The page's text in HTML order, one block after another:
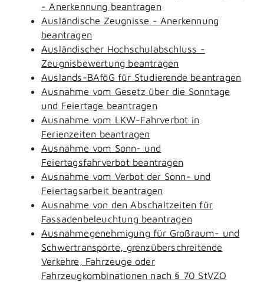
- Anerkennung beantragen
Ausländische Zeugnisse - Anerkennung
beantragen
Ausländischer Hochschulabschluss -
Zeugnisbewertung beantragen
Auslands-BAföG für Studierende beantragen
Ausnahme vom Gesetz über die Sonntage
und Feiertage beantragen
Ausnahme vom LKW-Fahrverbot in
Ferienzeiten beantragen
Ausnahme vom Sonn- und
Feiertagsfahrverbot beantragen
Ausnahme vom Verbot der Sonn- und
Feiertagsarbeit beantragen
Ausnahme von den Abschaltzeiten für
Fassadenbeleuchtung beantragen
Ausnahmegenehmigung für Großraum- und
Schwertransporte, grenzüberschreitende
Verkehre, Fahrzeuge oder
Fahrzeugkombinationen nach § 70 StVZO